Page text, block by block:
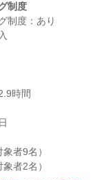
制度
制度：あり
者9名）